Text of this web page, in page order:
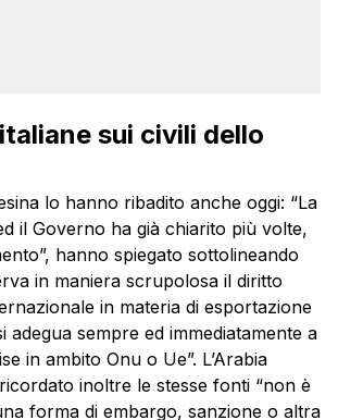
sui civili dello
lo hanno ribadito anche oggi: “La
il Governo ha già chiarito più volte,
hanno spiegato sottolineando
in maniera scrupolosa il diritto
in materia di esportazione
adegua sempre ed immediatamente a
in ambito Onu o Ue”. L’Arabia
inoltre le stesse fonti “non è
forma di embargo, sanzione o altra